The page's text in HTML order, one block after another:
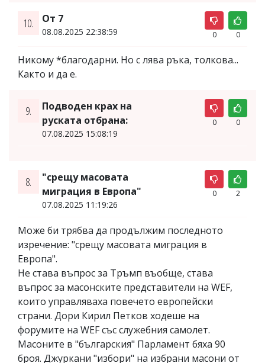
10. От 7
08.08.2025 22:38:59 0 0
Никому *благодарни. Но с лява ръка, толкова...
Както и да е.
9.
Подводен крах на
руската отбрана:
07.08.2025 15:08:19
0 0
8.
"срещу масовата
миграция в Европа"
07.08.2025 11:19:26
0 2
Може би трябва да продължим последното
изречение: "срещу масовата миграция в
Европа".
Не става въпрос за Тръмп въобще, става
въпрос за масонските представители на WEF,
които управляваха повечето европейски
страни. Дори Кирил Петков ходеше на
форумите на WEF със служебния самолет.
Масоните в "българския" Парламент бяха 90
броя. Джуркани "избори" на избрани масони от